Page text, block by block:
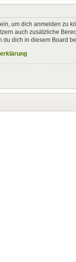
um dich anmelden zu
auch zusätzliche
dich in diesem Board